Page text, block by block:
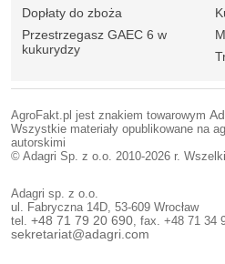
Dopłaty do zboża
Przestrzegasz GAEC 6 w
kukurydzy
AgroFakt.pl jest znakiem towarowym
Wszystkie materiały opublikowane na
autorskimi
© Adagri Sp. z o.o. 2010-2026 r.
Adagri sp. z o.o.
ul. Fabryczna 14D, 53-609 Wrocław
tel. +48 71 79 20 690 , fax. +48 71 34
sekretariat@adagri.com